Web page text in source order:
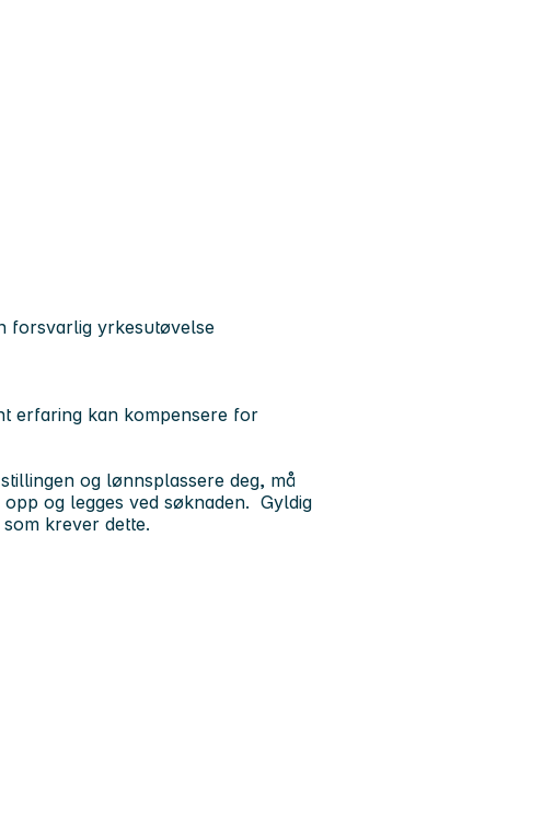
forsvarlig yrkesutøvelse
erfaring kan kompensere for
og lønnsplassere deg, må
og legges ved søknaden. Gyldig
krever dette.